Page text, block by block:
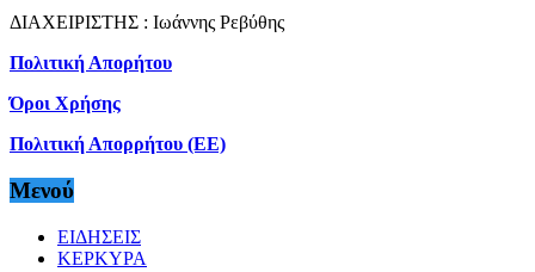
ΔΙΑΧΕΙΡΙΣΤΗΣ : Ιωάννης Ρεβύθης
Πολιτική Απορήτου
Όροι Χρήσης
Πολιτική Απορρήτου (ΕΕ)
Μενού
ΕΙΔΗΣΕΙΣ
ΚΕΡΚΥΡΑ